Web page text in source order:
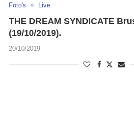
Foto's Live
THE DREAM SYNDICATE
(19/10/2019).
20/10/2019